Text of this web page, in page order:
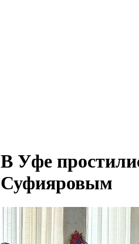
В Уфе
Суфияровым